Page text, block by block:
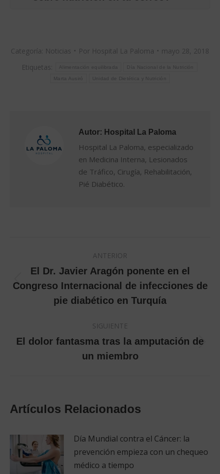
Categoría: Noticias Por Hospital La Paloma
mayo 28, 2018
Etiquetas:
Alimentación equilibrada Día Nacional de la Nutrición
Marta Ausiró Unidad de Dietética y Nutrición
Autor: Hospital La Paloma
Hospital La Paloma, especializado
en Medicina Interna, Lesionados
de Tráfico, Cirugía, Rehabilitación,
Pié Diabético.
entre
publicaciones
ANTERIOR
Publicación
anterior:
El Dr. Javier Aragón ponente en el
Congreso Internacional de infecciones de
pie diabético en Turquía
SIGUIENTE
Publicación
siguiente:
El dolor fantasma tras la amputación de
un miembro
Artículos Relacionados
Día Mundial contra el Cáncer: la
prevención empieza con un chequeo
médico a tiempo